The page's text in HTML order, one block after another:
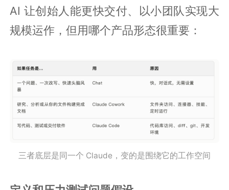
AI 让创始人能更快交付、以小团队实现大
规模运作，但用哪个产品形态很重要：
三者底层是同一个 Claude，变的是围绕它的工作空间